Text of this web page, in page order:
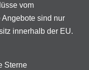
vom
sind nur
innerhalb der EU.
Sterne